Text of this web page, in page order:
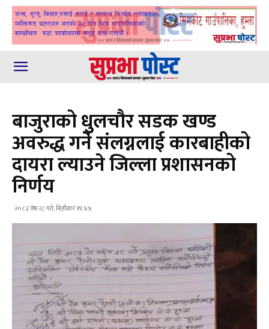
बाजुराको धुलचौर सडक खण्ड
अवरुद्ध गर्ने संलग्नलाई कारबाहीको
दायरा ल्याउने जिल्ला प्रशासनको
निर्णय
२०८३ जेष्ठ २८ गते, बिहीबार १९:४४